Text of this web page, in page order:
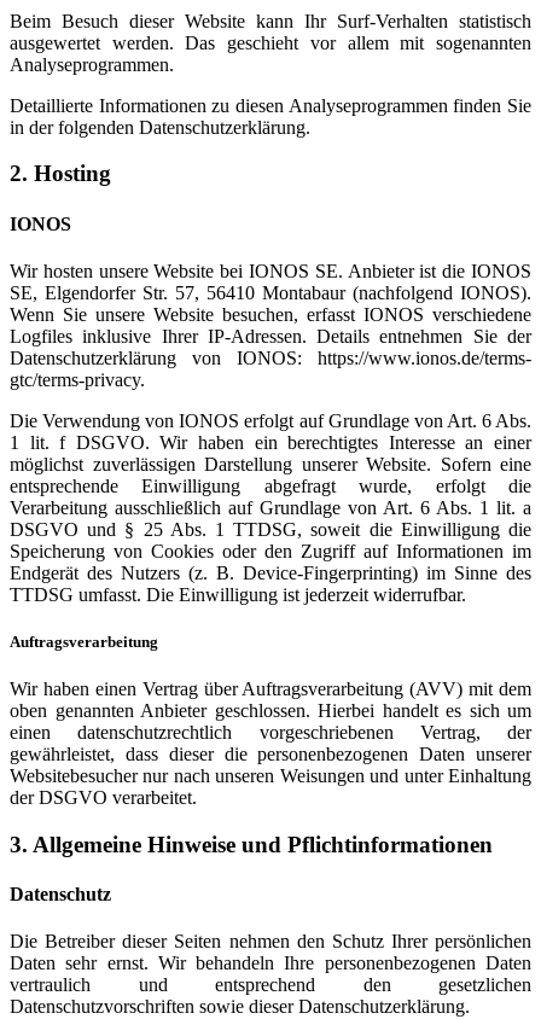
Beim Besuch dieser Website kann Ihr Surf-Verhalten statistisch
ausgewertet werden. Das geschieht vor allem mit sogenannten
Analyseprogrammen.
Detaillierte Informationen zu diesen Analyseprogrammen finden Sie
in der folgenden Datenschutzerklärung.
2. Hosting
IONOS
Wir hosten unsere Website bei IONOS SE. Anbieter ist die IONOS
SE, Elgendorfer Str. 57, 56410 Montabaur (nachfolgend IONOS).
Wenn Sie unsere Website besuchen, erfasst IONOS verschiedene
Logfiles inklusive Ihrer IP-Adressen. Details entnehmen Sie der
Datenschutzerklärung von IONOS: https://www.ionos.de/terms-
gtc/terms-privacy.
Die Verwendung von IONOS erfolgt auf Grundlage von Art. 6 Abs.
1 lit. f DSGVO. Wir haben ein berechtigtes Interesse an einer
möglichst zuverlässigen Darstellung unserer Website. Sofern eine
entsprechende Einwilligung abgefragt wurde, erfolgt die
Verarbeitung ausschließlich auf Grundlage von Art. 6 Abs. 1 lit. a
DSGVO und § 25 Abs. 1 TTDSG, soweit die Einwilligung die
Speicherung von Cookies oder den Zugriff auf Informationen im
Endgerät des Nutzers (z. B. Device-Fingerprinting) im Sinne des
TTDSG umfasst. Die Einwilligung ist jederzeit widerrufbar.
Auftragsverarbeitung
Wir haben einen Vertrag über Auftragsverarbeitung (AVV) mit dem
oben genannten Anbieter geschlossen. Hierbei handelt es sich um
einen datenschutzrechtlich vorgeschriebenen Vertrag, der
gewährleistet, dass dieser die personenbezogenen Daten unserer
Websitebesucher nur nach unseren Weisungen und unter Einhaltung
der DSGVO verarbeitet.
3. Allgemeine Hinweise und Pflicht­informationen
Datenschutz
Die Betreiber dieser Seiten nehmen den Schutz Ihrer persönlichen
Daten sehr ernst. Wir behandeln Ihre personenbezogenen Daten
vertraulich und entsprechend den gesetzlichen
Datenschutzvorschriften sowie dieser Datenschutzerklärung.